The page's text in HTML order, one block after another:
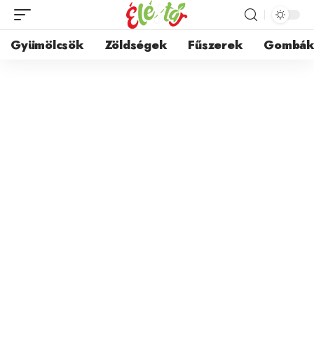
Gyümölcsök Zöldségek Fűszerek Gombák